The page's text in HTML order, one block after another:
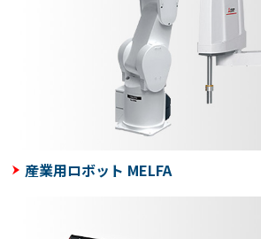
産業用ロボット MELFA